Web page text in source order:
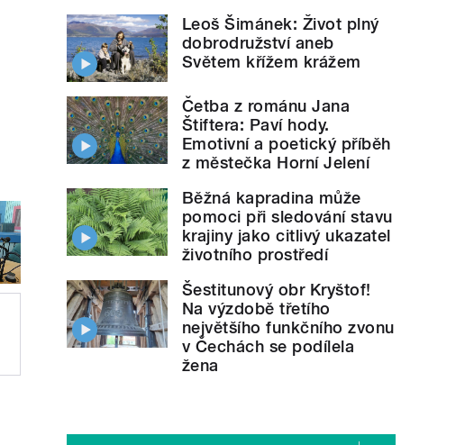
Leoš Šimánek: Život plný
dobrodružství aneb
Světem křížem krážem
Četba z románu Jana
Štiftera: Paví hody.
Emotivní a poetický příběh
z městečka Horní Jelení
Běžná kapradina může
pomoci při sledování stavu
krajiny jako citlivý ukazatel
životního prostředí
Šestitunový obr Kryštof!
Na výzdobě třetího
největšího funkčního zvonu
v Čechách se podílela
žena